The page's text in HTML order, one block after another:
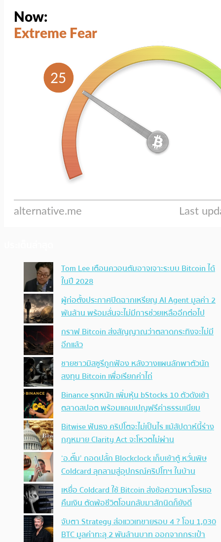
Tom Lee เตือนควอนตัมอาจเจาะระบบ Bitcoin ได้
ในปี 2028
ผู้ก่อตั้งประกาศปิดฉากเหรียญ AI Agent มูลค่า 2
พันล้าน พร้อมลั่นจะไม่มีการช่วยเหลืออีกต่อไป
กราฟ Bitcoin ส่งสัญญาณว่าตลาดกระทิงจะไม่มี
อีกแล้ว
ชายชาวมิสซูรีถูกฟ้อง หลังวางแผนลักพาตัวนัก
ลงทุน Bitcoin เพื่อเรียกค่าไถ่
Binance รุกหนัก เพิ่มหุ้น bStocks 10 ตัวดังเข้า
ตลาดสปอต พร้อมแคมเปญฟรีค่าธรรมเนียม
Bitwise ฟันธง คริปโตจะไม่เป็นไร แม้สัปดาห์นี้ร่าง
กฎหมาย Clarity Act จะโหวตไม่ผ่าน
‘อ.ตั๊ม’ ถอดปลั้ก Blockclock เก็บเข้าตู้ หวั่นพิษ
Coldcard ลุกลามสู่อุปกรณ์คริปโทฯ ในบ้าน
เหยื่อ Coldcard ใช้ Bitcoin ส่งข้อความหาโจรขอ
คืนเงิน ตัดพ้อชีวิตโอนกลับมาสักนิดก็ยังดี
จับตา Strategy ส่อแววเทขายรอบ 4 ? โอน 1,030
BTC มูลค่าทะลุ 2 พันล้านบาท ออกจากกระเป๋า